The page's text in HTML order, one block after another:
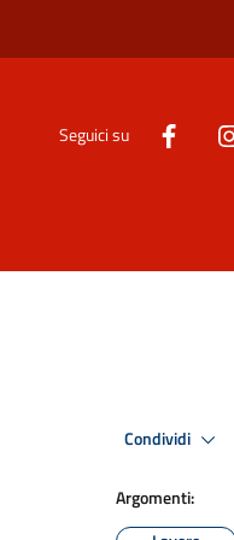
Seguici su
Condividi
Argomenti: